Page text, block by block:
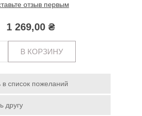
отзыв первым
1 269,00 ₴